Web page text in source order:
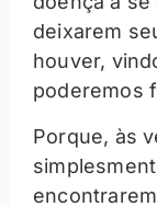
deixarem
houver,
poderemos
Porque, às